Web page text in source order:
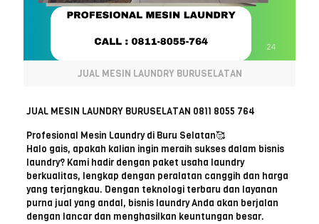
JUAL MESIN LAUNDRY BURUSELATAN
JUAL MESIN LAUNDRY BURUSELATAN 0811 8055 764
Profesional Mesin Laundry di Buru Selatan🥰
Halo gais, apakah kalian ingin meraih sukses dalam bisnis
laundry? Kami hadir dengan paket usaha laundry
berkualitas, lengkap dengan peralatan canggih dan harga
yang terjangkau. Dengan teknologi terbaru dan layanan
purna jual yang andal, bisnis laundry Anda akan berjalan
dengan lancar dan menghasilkan keuntungan besar.